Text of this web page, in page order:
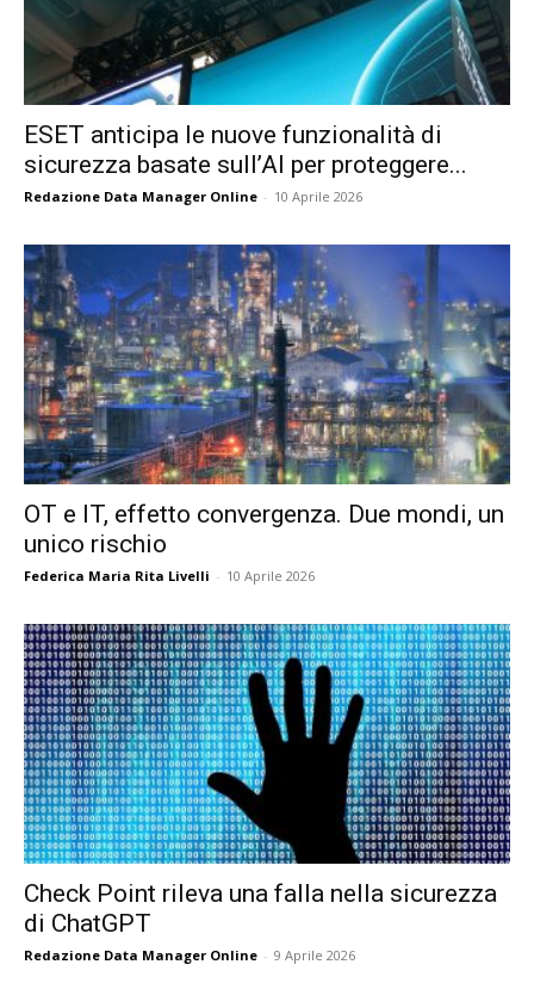
ESET anticipa le nuove funzionalità di
sicurezza basate sull’AI per proteggere...
Redazione Data Manager Online - 10 Aprile 2026
OT e IT, effetto convergenza. Due mondi, un
unico rischio
Federica Maria Rita Livelli - 10 Aprile 2026
Check Point rileva una falla nella sicurezza
di ChatGPT
Redazione Data Manager Online - 9 Aprile 2026